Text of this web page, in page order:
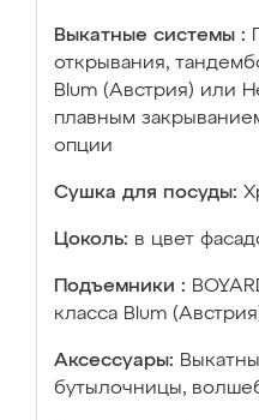
Выкатные системы :
открывания,
Blum (Австрия) или
плавным
опции
Сушка для посуды:
Цоколь: в цвет
Подъемники :
класса Blum
Аксессуары:
бутылочницы,